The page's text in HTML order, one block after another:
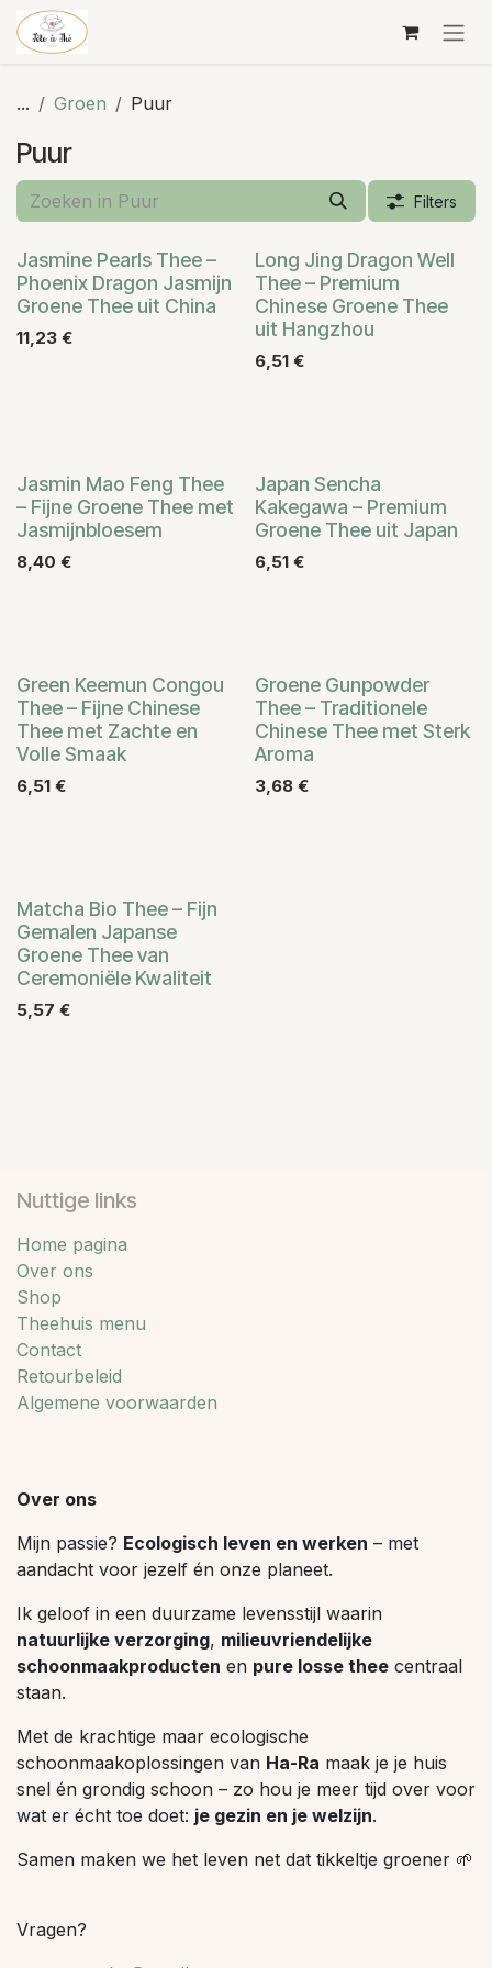
Overslaan naar inhoud
... Groen Puur
Puur
Filters
Jasmine Pearls Thee –
Phoenix Dragon Jasmijn
Groene Thee uit China
11,23 €
Long Jing Dragon Well
Thee – Premium
Chinese Groene Thee
uit Hangzhou
6,51€
Jasmin Mao Feng Thee
– Fijne Groene Thee met
Jasmijnbloesem
8,40 €
Japan Sencha
Kakegawa – Premium
Groene Thee uit Japan
6,51€
Green Keemun Congou
Thee – Fijne Chinese
Thee met Zachte en
Volle Smaak
6,51 €
Groene Gunpowder
Thee – Traditionele
Chinese Thee met Sterk
Aroma
3,68€
Matcha Bio Thee – Fijn
Gemalen Japanse
Groene Thee van
Ceremoniële Kwaliteit
5,57 €
Nuttige links
Home pagina
Over ons
Shop
Theehuis menu
Contact
Retourbeleid
Algemene voorwaarden
Over ons
Mijn passie? Ecologisch leven en werken – met
aandacht voor jezelf én onze planeet.
Ik geloof in een duurzame levensstijl waarin
natuurlijke verzorging, milieuvriendelijke
schoonmaakproducten en pure losse thee centraal
staan.
Met de krachtige maar ecologische
schoonmaakoplossingen van Ha-Ra maak je je huis
snel én grondig schoon – zo hou je meer tijd over voor
wat er écht toe doet: je gezin en je welzijn.
Samen maken we het leven net dat tikkeltje groener 🌱
Vragen?